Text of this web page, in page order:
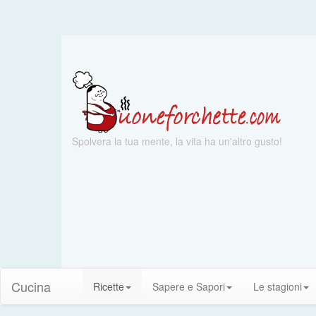
Spolvera la tua mente, la vita ha un'altro gusto!
Cucina Ricette Sapere e Sapori Le stagioni